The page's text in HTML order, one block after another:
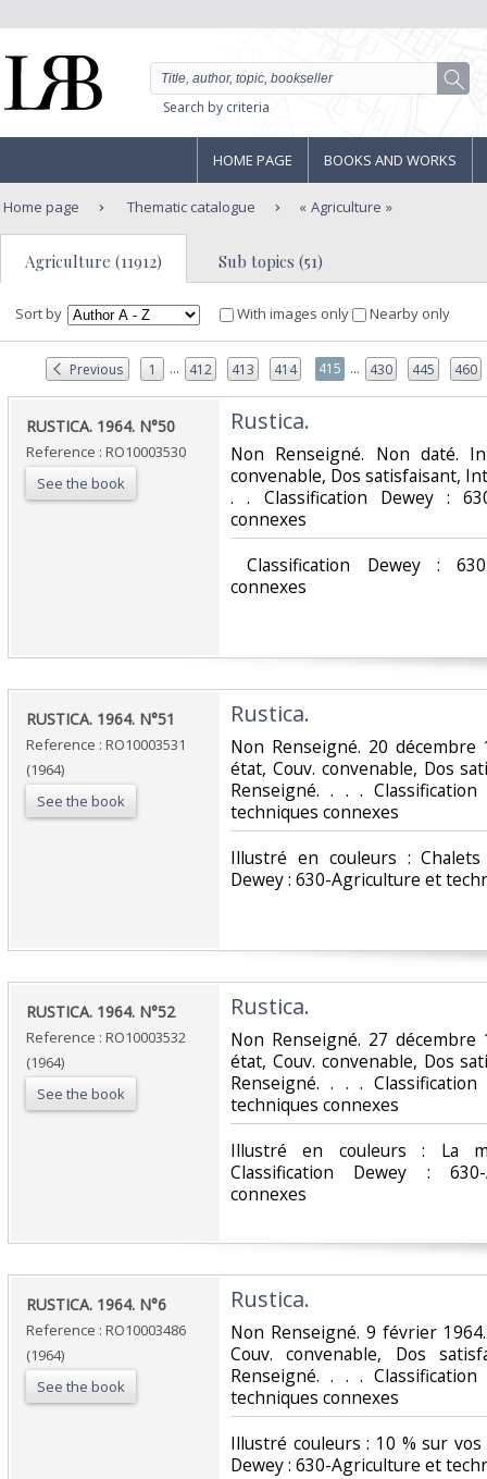
Search by criteria
HOME PAGE BOOKS AND WORKS
Home page Thematic catalogue Agriculture
Agriculture (11912) Sub topics (51)
Sort by With images only Nearby only
Previous 1 ... 412 413 414 415 ... 430 445 460
‎RUSTICA. 1964. N°50‎
Reference : RO10003530
See the book
‎Rustica.‎
‎Non Renseigné. Non daté.
convenable, Dos satisfaisant,
. . Classification Dewey :
connexes‎
Classification Dewey :
connexes‎
‎RUSTICA. 1964. N°51‎
Reference : RO10003531
(1964)
See the book
‎Rustica.‎
‎Non Renseigné. 20
état, Couv. convenable, Dos
Renseigné. . . .
techniques connexes‎
‎Illustré en couleurs :
Dewey : 630-Agriculture et
‎RUSTICA. 1964. N°52‎
Reference : RO10003532
(1964)
See the book
‎Rustica.‎
‎Non Renseigné. 27
état, Couv. convenable, Dos
Renseigné. . . .
techniques connexes‎
‎Illustré en couleurs : La
Classification Dewey :
connexes‎
‎RUSTICA. 1964. N°6‎
Reference : RO10003486
(1964)
See the book
‎Rustica.‎
‎Non Renseigné. 9 février
Couv. convenable, Dos
Renseigné. . . .
techniques connexes‎
‎Illustré couleurs : 10 % sur
Dewey : 630-Agriculture et